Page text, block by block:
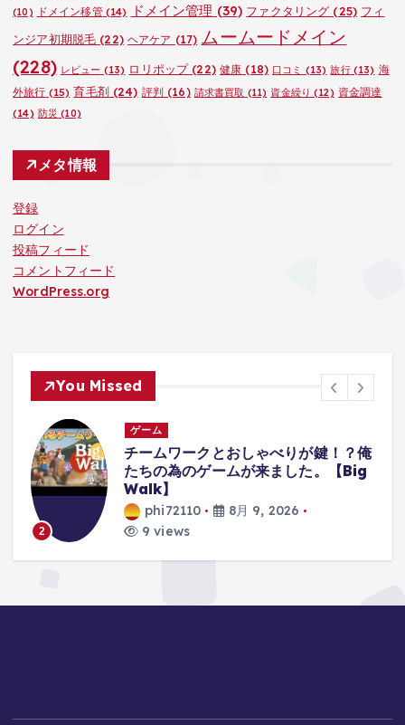
(10)
ドメイン移管(14) ドメイン管理 (39) ファクタリング (25) フィ
ンジア初期脱毛 (22) ヘアケア (17) ムームードメイン
(228) レビュー (13) ロリポップ(22) 健康 (18) 口コミ (13) 旅行(13) 海
外旅行 (15) 育毛剤(24) 評判 (16) 請求書買取 (11) 資金繰り (12) 資金調達
(14) 防災 (10)
メタ情報
登録
ログイン
投稿フィード
コメントフィード
WordPress.org
You Missed
ゲーム
チームワークとおしゃべりが鍵！？俺
たちの為のゲームが来ました。【Big
Walk】
phi72110
8月 9, 2026
9 views